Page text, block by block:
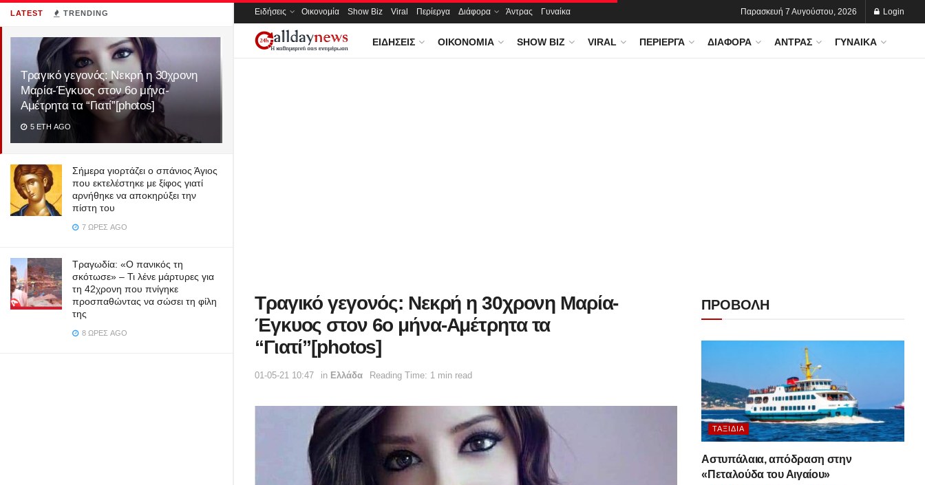
LATEST TRENDING
Τραγικό γεγονός: Νεκρή η 30χρονη
Μαρία-Έγκυος στον 6ο μήνα-
Αμέτρητα τα “Γιατί”[photos]
5 ΈΤΗ AGO
Σήμερα γιορτάζει ο σπάνιος Άγιος
που εκτελέστηκε με ξίφος γιατί
αρνήθηκε να αποκηρύξει την
πίστη του
7 ΏΡΕΣ AGO
Τραγωδία: «Ο πανικός τη
σκότωσε» – Τι λένε μάρτυρες για
τη 42χρονη που πνίγηκε
προσπαθώντας να σώσει τη φίλη
της
8 ΏΡΕΣ AGO
Ειδήσεις Οικονομία Show Biz Viral Περίεργα Διάφορα Άντρας Γυναίκα Παρασκευή 7 Αυγούστου, 2026 Login
ΕΙΔΉΣΕΙΣ ΟΙΚΟΝΟΜΊΑ SHOW BIZ VIRAL ΠΕΡΊΕΡΓΑ ΔΙΆΦΟΡΑ ΆΝΤΡΑΣ ΓΥΝΑΊΚΑ
Τραγικό γεγονός: Νεκρή η 30χρονη Μαρία-
Έγκυος στον 6ο μήνα-Αμέτρητα τα
“Γιατί”[photos]
01-05-21 10:47 in Ελλάδα Reading Time: 1 min read
ΠΡΟΒΟΛΗ
ΤΑΞΊΔΙΑ
Αστυπάλαια, απόδραση στην
«Πεταλούδα του Αιγαίου»